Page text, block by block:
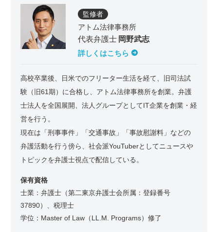
監修者
アトム法律事務所
代表弁護士 岡野武志
詳しくはこちら
高校卒業後、日米でのフリーター生活を経て、旧司法試
験（旧61期）に合格し、アトム法律事務所を創業。弁護
士法人を全国展開、法人グループとしてIT企業を創業・経
営を行う。
現在は「刑事事件」「交通事故」「事故慰謝料」などの
弁護活動を行う傍ら、社会派YouTuberとしてニュースや
トピックを弁護士視点で配信している。
保有資格
士業：弁護士（第二東京弁護士会所属：登録番号
37890）、税理士
学位：Master of Law（LL.M. Programs）修了